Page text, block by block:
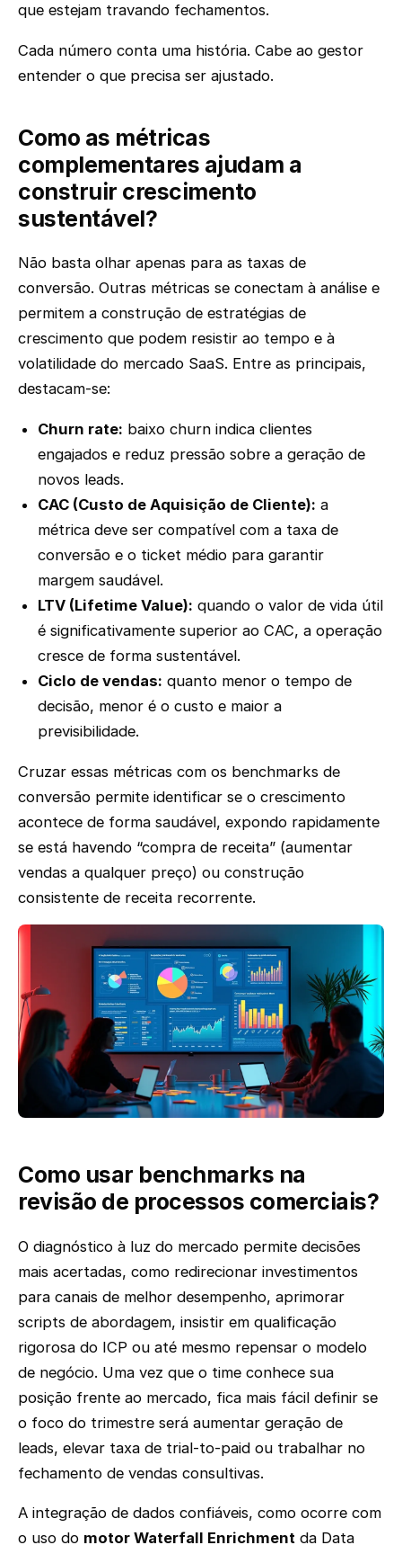
que estejam travando fechamentos.
Cada número conta uma história. Cabe ao gestor
entender o que precisa ser ajustado.
Como as métricas
complementares ajudam a
construir crescimento
sustentável?
Não basta olhar apenas para as taxas de
conversão. Outras métricas se conectam à análise e
permitem a construção de estratégias de
crescimento que podem resistir ao tempo e à
volatilidade do mercado SaaS. Entre as principais,
destacam-se:
Churn rate: baixo churn indica clientes
engajados e reduz pressão sobre a geração de
novos leads.
CAC (Custo de Aquisição de Cliente): a
métrica deve ser compatível com a taxa de
conversão e o ticket médio para garantir
margem saudável.
LTV (Lifetime Value): quando o valor de vida útil
é significativamente superior ao CAC, a operação
cresce de forma sustentável.
Ciclo de vendas: quanto menor o tempo de
decisão, menor é o custo e maior a
previsibilidade.
Cruzar essas métricas com os benchmarks de
conversão permite identificar se o crescimento
acontece de forma saudável, expondo rapidamente
se está havendo “compra de receita” (aumentar
vendas a qualquer preço) ou construção
consistente de receita recorrente.
Como usar benchmarks na
revisão de processos comerciais?
O diagnóstico à luz do mercado permite decisões
mais acertadas, como redirecionar investimentos
para canais de melhor desempenho, aprimorar
scripts de abordagem, insistir em qualificação
rigorosa do ICP ou até mesmo repensar o modelo
de negócio. Uma vez que o time conhece sua
posição frente ao mercado, fica mais fácil definir se
o foco do trimestre será aumentar geração de
leads, elevar taxa de trial-to-paid ou trabalhar no
fechamento de vendas consultivas.
A integração de dados confiáveis, como ocorre com
o uso do motor Waterfall Enrichment da Data